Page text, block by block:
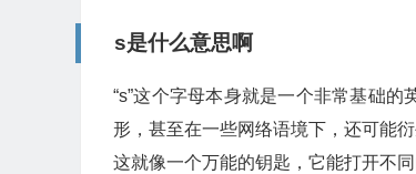
s是什么意思啊
“s”这个字母本身就是一个非常基础
形，甚至在一些网络语境下，还可能
这就像一个万能的钥匙，它能打开不